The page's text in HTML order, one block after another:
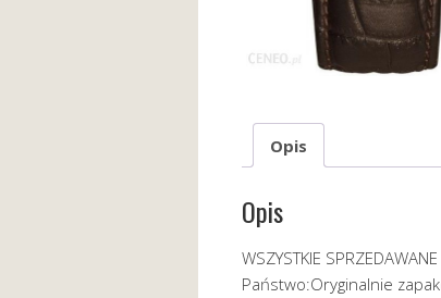
Opis
Opis
WSZYSTKIE
Państwo:Oryginalnie